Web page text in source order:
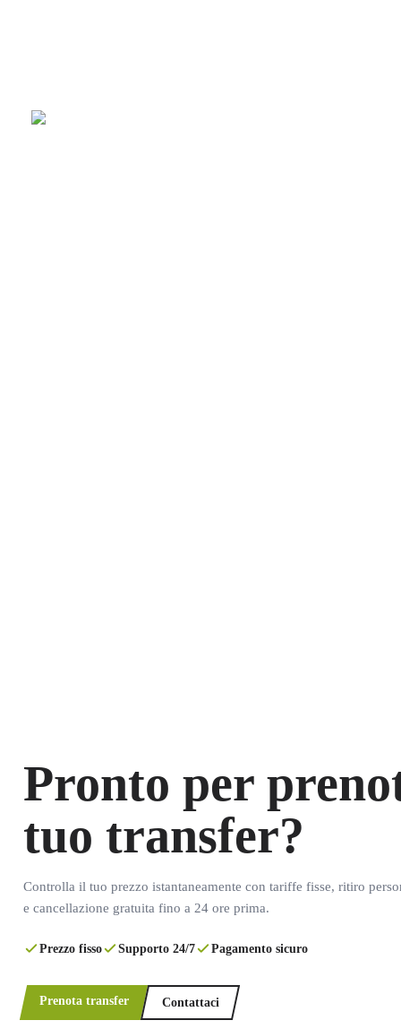
Pronto per
tuo transfer?
Controlla il tuo prezzo istantaneamente con tariffe fisse, ritiro
e cancellazione gratuita fino a 24 ore prima.
Prezzo fisso Supporto 24/7 Pagamento sicuro
Prenota transfer Contattaci